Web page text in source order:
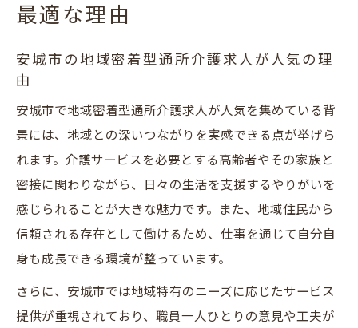
最適な理由
安城市の地域密着型通所介護求人が人気の理
由
安城市で地域密着型通所介護求人が人気を集めている背
景には、地域との深いつながりを実感できる点が挙げら
れます。介護サービスを必要とする高齢者やその家族と
密接に関わりながら、日々の生活を支援するやりがいを
感じられることが大きな魅力です。また、地域住民から
信頼される存在として働けるため、仕事を通じて自分自
身も成長できる環境が整っています。
さらに、安城市では地域特有のニーズに応じたサービス
提供が重視されており、職員一人ひとりの意見や工夫が